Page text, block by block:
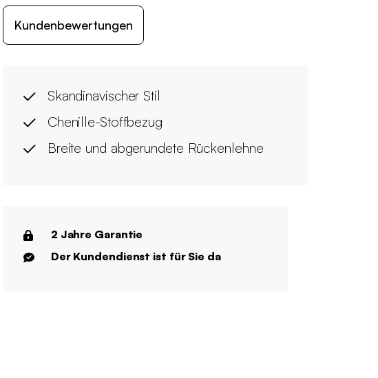
Kundenbewertungen
Skandinavischer Stil
Chenille-Stoffbezug
Breite und abgerundete Rückenlehne
2 Jahre Garantie
Der Kundendienst ist für Sie da